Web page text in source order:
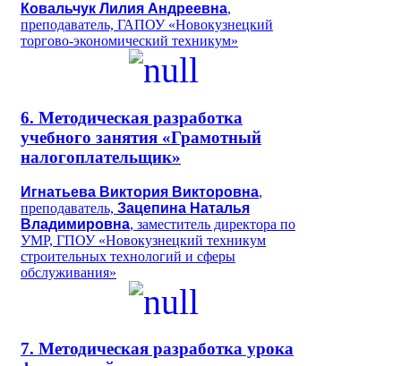
Ковальчук Лилия Андреевна,
преподаватель, ГАПОУ «Новокузнецкий
торгово-экономический техникум»
6. Методическая разработка
учебного занятия «Грамотный
налогоплательщик»
Игнатьева Виктория Викторовна,
преподаватель, Зацепина Наталья
Владимировна, заместитель директора по
УМР, ГПОУ «Новокузнецкий техникум
строительных технологий и сферы
обслуживания»
7. Методическая разработка урока